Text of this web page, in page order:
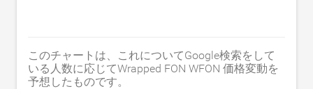
このチャートは、これについてGoogle検索をして
いる人数に応じてWrapped FON WFON 価格変動を
予想したものです。